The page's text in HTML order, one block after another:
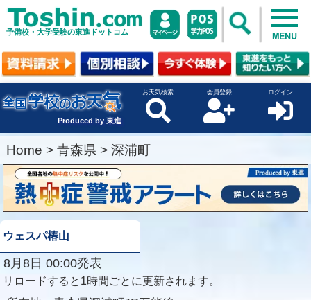
予備校・大学受験の東進ドットコム MENU
Produced by 東進
お天気検索 会員登録 ログイン
Home > 青森県 > 深浦町
ウェスパ椿山
8月8日 00:00発表
リロードすると1時間ごとに更新されます。